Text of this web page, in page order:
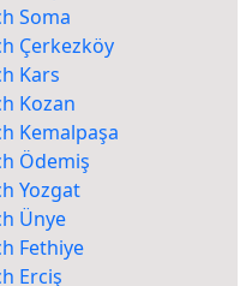
Soma
Çerkezköy
Kars
Kozan
Kemalpaşa
Ödemiş
Yozgat
Ünye
Fethiye
Erciş